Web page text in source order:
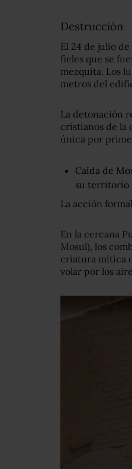
Destrucción
El 24 de julio
fieles que se
mezquita. Los
metros del
La detonación
cristianos de la
única por
Caída de
su territorio
La acción
En la cercana
Mosul), los
criatura mítica
volar por los